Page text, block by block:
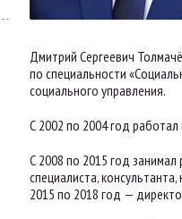
Дмитрий Сергеевич
по специальности
социального управления.
С 2002 по 2004 год
С 2008 по 2015 год
специалиста,
2015 по 2018 год —